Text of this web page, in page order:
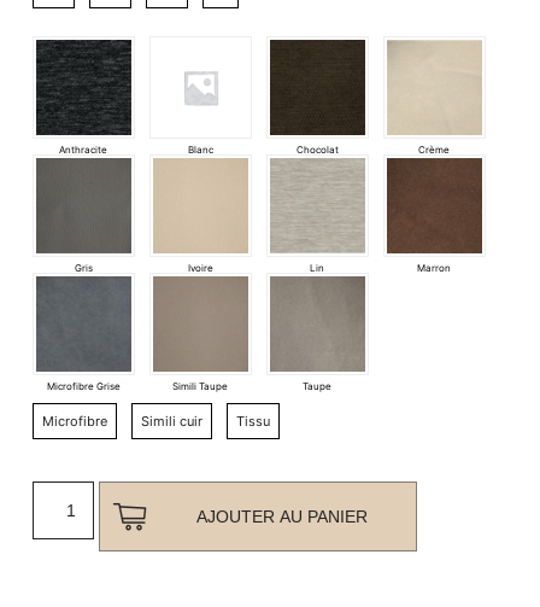
Microfibre Simili cuir Tissu
AJOUTER AU PANIER